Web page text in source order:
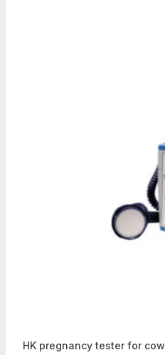
HK pregnancy tester for cow